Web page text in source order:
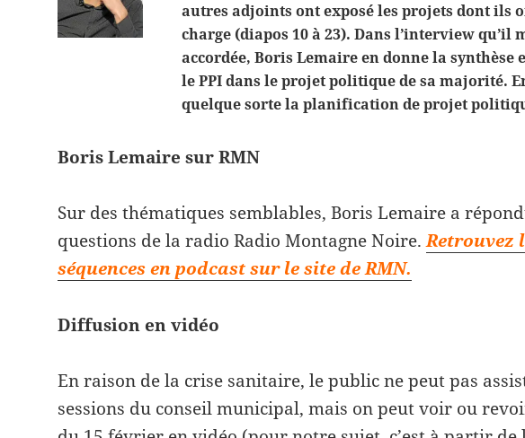
autres adjoints ont exposé les projets dont ils
charge (diapos 10 à 23). Dans l’interview qu’il
accordée, Boris Lemaire en donne la synthèse
le PPI dans le projet politique de sa majorité.
quelque sorte la planification de projet
Boris Lemaire sur RMN
Sur des thématiques semblables, Boris Lemaire a
questions de la radio Radio Montagne Noire.Retrouvez
séquences en podcast sur le site de RMN.
Diffusion en vidéo
En raison de la crise sanitaire, le public ne peut pas
sessions du conseil municipal, mais on peut voir ou